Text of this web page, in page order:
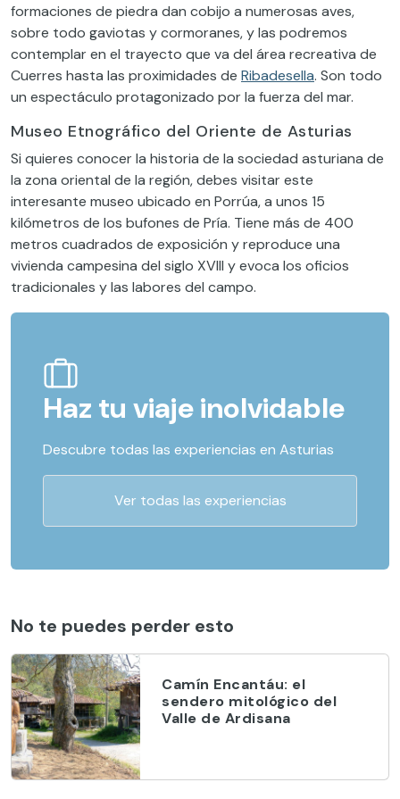
formaciones de piedra dan cobijo a numerosas aves,
sobre todo gaviotas y cormoranes, y las podremos
contemplar en el trayecto que va del área recreativa de
Cuerres hasta las proximidades de Ribadesella. Son todo
un espectáculo protagonizado por la fuerza del mar.
Museo Etnográfico del Oriente de Asturias
Si quieres conocer la historia de la sociedad asturiana de
la zona oriental de la región, debes visitar este
interesante museo ubicado en Porrúa, a unos 15
kilómetros de los bufones de Pría. Tiene más de 400
metros cuadrados de exposición y reproduce una
vivienda campesina del siglo XVIII y evoca los oficios
tradicionales y las labores del campo.
Haz tu viaje inolvidable
Descubre todas las experiencias en Asturias
Ver todas las experiencias
No te puedes perder esto
Camín Encantáu: el
sendero mitológico del
Valle de Ardisana